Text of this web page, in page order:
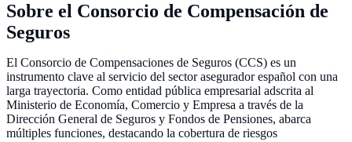
Sobre el Consorcio de Compensación de
Seguros
El Consorcio de Compensaciones de Seguros (CCS) es un
instrumento clave al servicio del sector asegurador español con una
larga trayectoria. Como entidad pública empresarial adscrita al
Ministerio de Economía, Comercio y Empresa a través de la
Dirección General de Seguros y Fondos de Pensiones, abarca
múltiples funciones, destacando la cobertura de riesgos